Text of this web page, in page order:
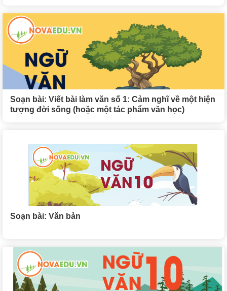
Soạn bài: Viết bài làm văn số 1: Cảm nghĩ về một hiện
tượng đời sống (hoặc một tác phẩm văn học)
Soạn bài: Văn bản